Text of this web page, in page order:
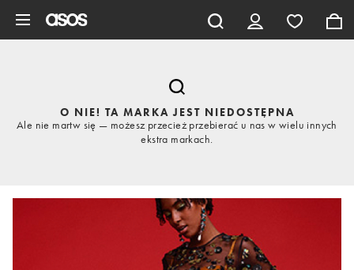
O NIE! TA MARKA JEST NIEDOSTĘPNA
Ale nie martw się — możesz przecież przebierać u nas w wielu innych
ekstra markach.